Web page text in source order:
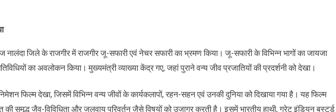
सफारी
को
रखें,
पर्यटकों
जिले के राजगीर में राजगीर जू-सफारी एवं नेचर सफारी का भ्रमण किया। जू-सफारी के विभिन्न भागों का जायजा
का अवलोकन किया। मुख्यमंत्री व्याख्या केंद्र गए, जहां पुराने वन्य जीव प्रजातियों की प्रदर्शनी को देखा।
फिल्म देखा, जिसमें विभिन्न वन्य जीवों के कार्यकलापों, रहन-सहन एवं उनकी दुनिया को दिखाया गया है। यह फिल्म
समृद्ध जैव-विविधिता और जलवायु परिवर्तन जैसे विषयों को उजागर करती है। इसमें भारतीय हाथी, ग्रेट इंडियन बस्टर्ड